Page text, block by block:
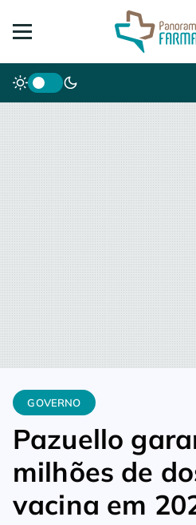
Home Governo Pazuello
GOVERNO
Pazuello
milhões de
vacina em